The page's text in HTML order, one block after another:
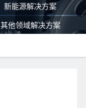
新能源解决方案
其他领域解决方案